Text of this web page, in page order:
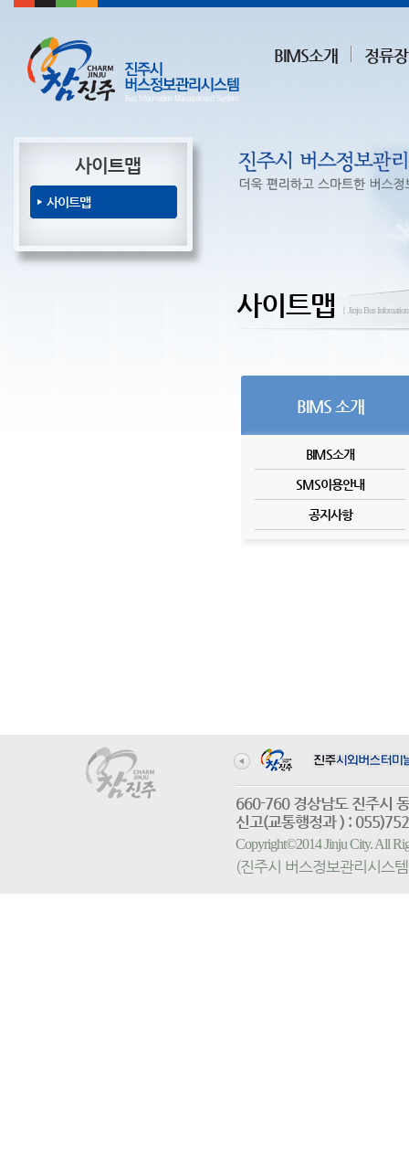
BIMS소개 정류
사이트맵
사이트맵
사이트맵 ㅣJinju Bus
BIMS 소개
BIMS소개
SMS이용안내
공지사항
660-760 경상남도 진
신고(교통행정과 ) :
Copyright©2014 Jinju City. All
(진주시 버스정보관리시스